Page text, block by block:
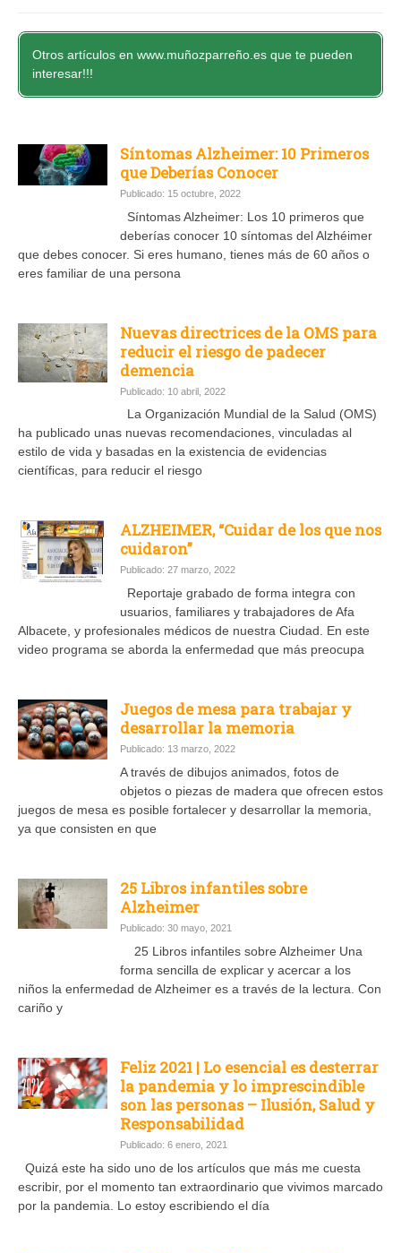
Otros artículos en www.muñozparreño.es que te pueden
interesar!!!
Síntomas Alzheimer: 10 Primeros
que Deberías Conocer
Publicado: 15 octubre, 2022
Síntomas Alzheimer: Los 10 primeros que
deberías conocer 10 síntomas del Alzhéimer
que debes conocer. Si eres humano, tienes más de 60 años o
eres familiar de una persona
Nuevas directrices de la OMS para
reducir el riesgo de padecer
demencia
Publicado: 10 abril, 2022
La Organización Mundial de la Salud (OMS)
ha publicado unas nuevas recomendaciones, vinculadas al
estilo de vida y basadas en la existencia de evidencias
científicas, para reducir el riesgo
ALZHEIMER, “Cuidar de los que nos
cuidaron”
Publicado: 27 marzo, 2022
Reportaje grabado de forma integra con
usuarios, familiares y trabajadores de Afa
Albacete, y profesionales médicos de nuestra Ciudad. En este
video programa se aborda la enfermedad que más preocupa
Juegos de mesa para trabajar y
desarrollar la memoria
Publicado: 13 marzo, 2022
A través de dibujos animados, fotos de
objetos o piezas de madera que ofrecen estos
juegos de mesa es posible fortalecer y desarrollar la memoria,
ya que consisten en que
25 Libros infantiles sobre
Alzheimer
Publicado: 30 mayo, 2021
25 Libros infantiles sobre Alzheimer Una
forma sencilla de explicar y acercar a los
niños la enfermedad de Alzheimer es a través de la lectura. Con
cariño y
Feliz 2021 | Lo esencial es desterrar
la pandemia y lo imprescindible
son las personas – Ilusión, Salud y
Responsabilidad
Publicado: 6 enero, 2021
Quizá este ha sido uno de los artículos que más me cuesta
escribir, por el momento tan extraordinario que vivimos marcado
por la pandemia. Lo estoy escribiendo el día